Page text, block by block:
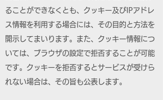
ることができなくとも、クッキー及びIPアドレ
ス情報を利用する場合には、その目的と方法を
開示してまいります。また、クッキー情報につ
いては、ブラウザの設定で拒否することが可能
です。クッキーを拒否するとサービスが受けら
れない場合は、その旨も公表します。